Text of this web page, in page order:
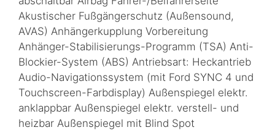
Akustischer Fußgängerschutz (Außensound,
AVAS) Anhängerkupplung Vorbereitung
Anhänger-Stabilisierungs-Programm (TSA) Anti-
Blockier-System (ABS) Antriebsart: Heckantrieb
Audio-Navigationssystem (mit Ford SYNC 4 und
Touchscreen-Farbdisplay) Außenspiegel elektr.
anklappbar Außenspiegel elektr. verstell- und
heizbar Außenspiegel mit Blind Spot